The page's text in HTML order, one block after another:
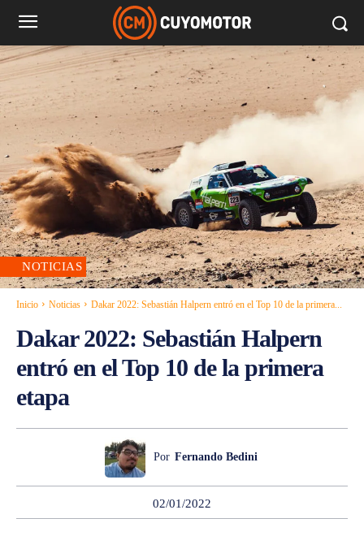
NOTICIAS
Inicio Noticias Dakar 2022: Sebastián Halpern entró en el Top 10 de la primera...
Dakar 2022: Sebastián Halpern
entró en el Top 10 de la primera
etapa
Por Fernando Bedini
02/01/2022